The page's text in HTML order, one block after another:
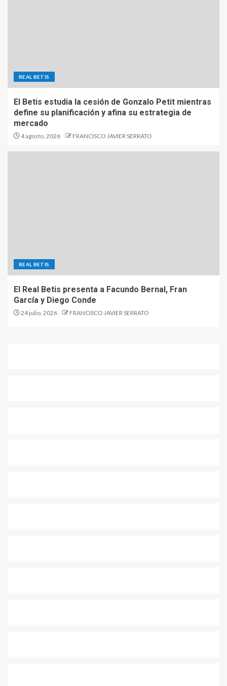
REAL BETIS
El Betis estudia la cesión de Gonzalo Petit mientras
define su planificación y afina su estrategia de
mercado
4 agosto, 2026 FRANCISCO JAVIER SERRATO
REAL BETIS
El Real Betis presenta a Facundo Bernal, Fran
García y Diego Conde
24 julio, 2026 FRANCISCO JAVIER SERRATO